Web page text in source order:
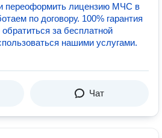
переоформить лицензию МЧС в
по договору. 100% гарантия
за бесплатной
нашими услугами.
Чат